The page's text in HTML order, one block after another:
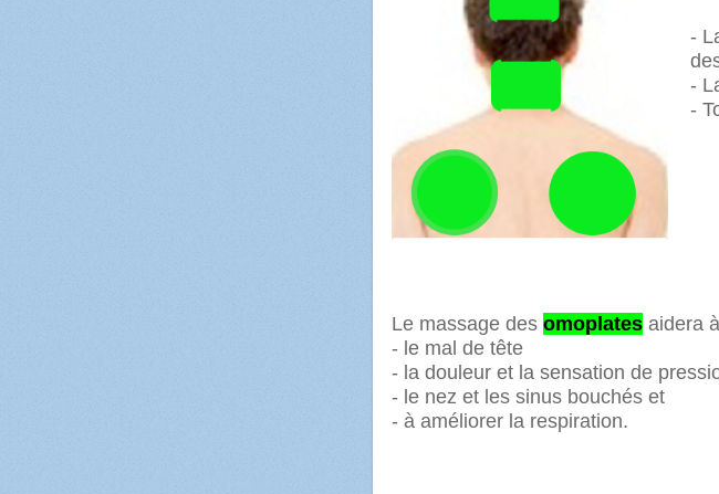
-
-
-
Le massage des omoplatesaidera
- le mal de tête
- la douleur et la sensation de
- le nez et les sinus bouchés et
- à améliorer la respiration.